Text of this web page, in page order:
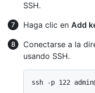
SSH.
Haga clic en Add
Conectarse a la
usando SSH.